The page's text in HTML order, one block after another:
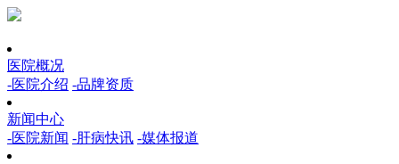
医院概况
-医院介绍 -品牌资质
新闻中心
-医院新闻 -肝病快讯 -媒体报道